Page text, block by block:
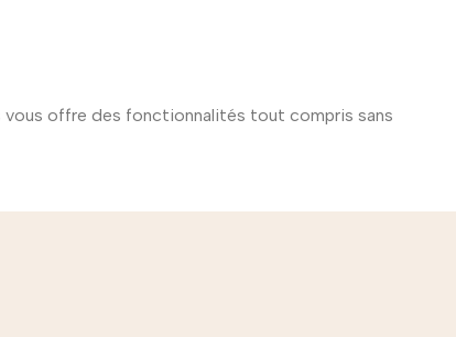
vous offre des fonctionnalités tout compris sans